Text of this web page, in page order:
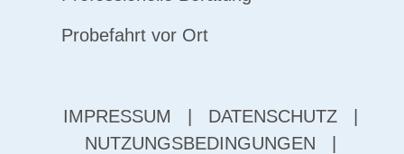
Probefahrt vor Ort
IMPRESSUM DATENSCHUTZ
NUTZUNGSBEDINGUNGEN